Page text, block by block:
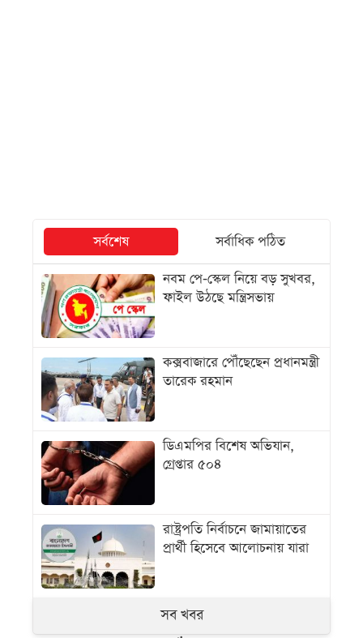
সর্বশেষ
সর্বাধিক পঠিত
নবম পে-স্কেল নিয়ে বড় সুখবর,
ফাইল উঠছে মন্ত্রিসভায়
কক্সবাজারে পৌঁছেছেন প্রধানমন্ত্রী
তারেক রহমান
ডিএমপির বিশেষ অভিযান,
গ্রেপ্তার ৫০৪
রাষ্ট্রপতি নির্বাচনে জামায়াতের
প্রার্থী হিসেবে আলোচনায় যারা
সব খবর